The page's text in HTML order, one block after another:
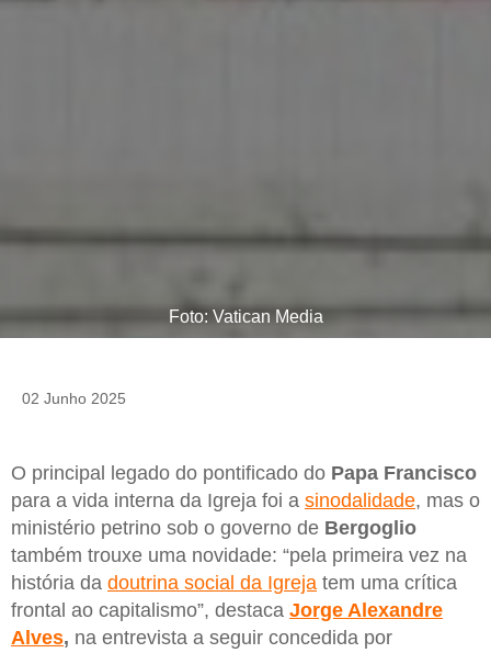
Foto: Vatican Media
02 Junho 2025
O principal legado do pontificado do Papa Francisco
para a vida interna da Igreja foi a sinodalidade, mas o
ministério petrino sob o governo de Bergoglio
também trouxe uma novidade: “pela primeira vez na
história da doutrina social da Igreja tem uma crítica
frontal ao capitalismo”, destaca Jorge Alexandre
Alves, na entrevista a seguir concedida por